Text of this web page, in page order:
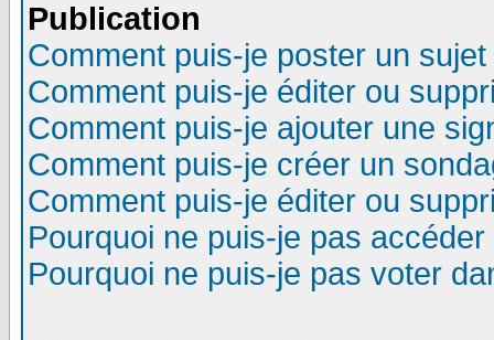
Publication
Comment puis-je poster un
Comment puis-je éditer ou
Comment puis-je ajouter une
Comment puis-je créer un
Comment puis-je éditer ou
Pourquoi ne puis-je pas
Pourquoi ne puis-je pas voter